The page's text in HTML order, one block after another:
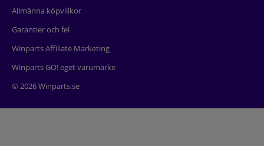
Allmänna köpvillkor
Garantier och fel
Winparts Affiliate Marketing
Winparts GO! eget varumärke
© 2026 Winparts.se